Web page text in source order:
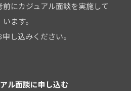
にカジュアル面談を実施して
います。
し込みください。
ル面談に申し込む